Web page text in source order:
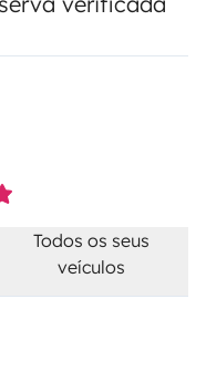
Todos os seus
veículos